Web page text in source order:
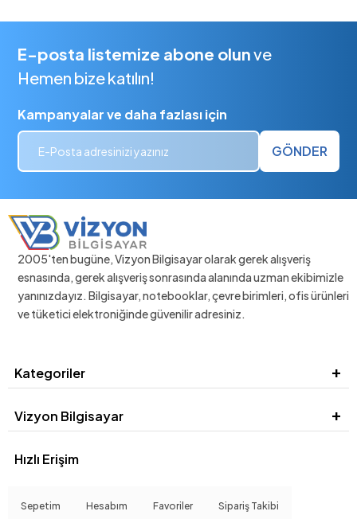
E-posta listemize abone olunve
Hemen bize katılın!
Kampanyalar ve daha fazlası için
GÖNDER
2005'ten bugüne, Vizyon Bilgisayar olarak gerek alışveriş
esnasında, gerek alışveriş sonrasında alanında uzman ekibimizle
yanınızdayız. Bilgisayar, notebooklar, çevre birimleri, ofis ürünleri
ve tüketici elektroniğinde güvenilir adresiniz.
Kategoriler
Vizyon Bilgisayar
Hızlı Erişim
Sepetim Hesabım Favoriler Sipariş Takibi